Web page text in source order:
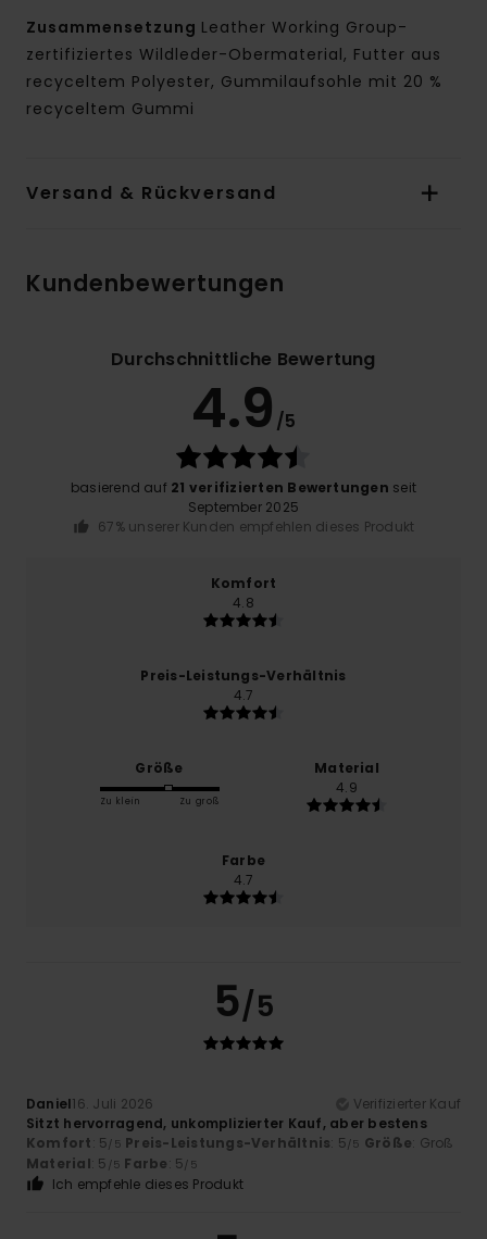
Zusammensetzung Leather Working Group-
zertifiziertes Wildleder-Obermaterial, Futter aus
recyceltem Polyester, Gummilaufsohle mit 20 %
recyceltem Gummi
Versand & Rückversand
Kundenbewertungen
Durchschnittliche Bewertung
4.9 /5
basierend auf 21 verifizierten Bewertungen seit
September 2025
67% unserer Kunden empfehlen dieses Produkt
Komfort
4.8
Preis-Leistungs-Verhältnis
4.7
Größe
Zu klein Zu groß
Material
4.9
Farbe
4.7
5/5
Daniel16. Juli 2026
Verifizierter Kauf
Sitzt hervorragend, unkomplizierter Kauf, aber bestens
Komfort: 5/5 Preis-Leistungs-Verhältnis: 5/5 Größe: Groß
Material: 5 /5 Farbe: 5/5
Ich empfehle dieses Produkt